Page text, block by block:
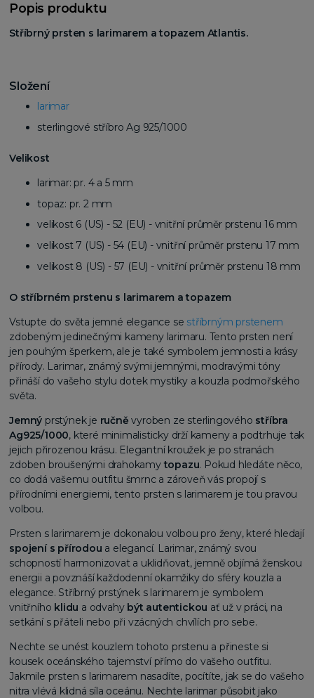
Popis produktu
Stříbrný prsten s larimarem a topazem Atlantis.
Složení
larimar
sterlingové stříbro Ag 925/1000
Velikost
larimar: pr. 4 a 5 mm
topaz: pr. 2 mm
velikost 6 (US) - 52 (EU) - vnitřní průměr prstenu 16 mm
velikost 7 (US) - 54 (EU) - vnitřní průměr prstenu 17 mm
velikost 8 (US) - 57 (EU) - vnitřní průměr prstenu 18 mm
O stříbrném prstenu s larimarem a topazem
Vstupte do světa jemné elegance se stříbrným prstenem
zdobeným jedinečnými kameny larimaru. Tento prsten není
jen pouhým šperkem, ale je také symbolem jemnosti a krásy
přírody. Larimar, známý svými jemnými, modravými tóny
přináší do vašeho stylu dotek mystiky a kouzla podmořského
světa.
Jemný prstýnek je ručně vyroben ze sterlingového stříbra
Ag925/1000, které minimalisticky drží kameny a podtrhuje tak
jejich přirozenou krásu. Elegantní kroužek je po stranách
zdoben broušenými drahokamytopazu. Pokud hledáte něco,
co dodá vašemu outfitu šmrnc a zároveň vás propojí s
přírodními energiemi, tento prsten s larimarem je tou pravou
volbou.
Prsten s larimarem je dokonalou volbou pro ženy, které hledají
spojení s přírodou a elegancí. Larimar, známý svou
schopností harmonizovat a uklidňovat, jemně objímá ženskou
energii a povznáší každodenní okamžiky do sféry kouzla a
elegance. Stříbrný prstýnek s larimarem je symbolem
vnitřního klidu a odvahy být autentickou ať už v práci, na
setkání s přáteli nebo při vzácných chvílích pro sebe.
Nechte se unést kouzlem tohoto prstenu a přineste si
kousek oceánského tajemství přímo do vašeho outfitu.
Jakmile prsten s larimarem nasadíte, pocítíte, jak se do vašeho
nitra vlévá klidná síla oceánu. Nechte larimar působit jako